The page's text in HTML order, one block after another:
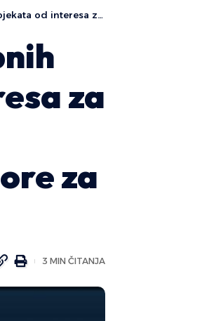
financijske potpore za 2018.
za
za
3 MIN ČITANJA